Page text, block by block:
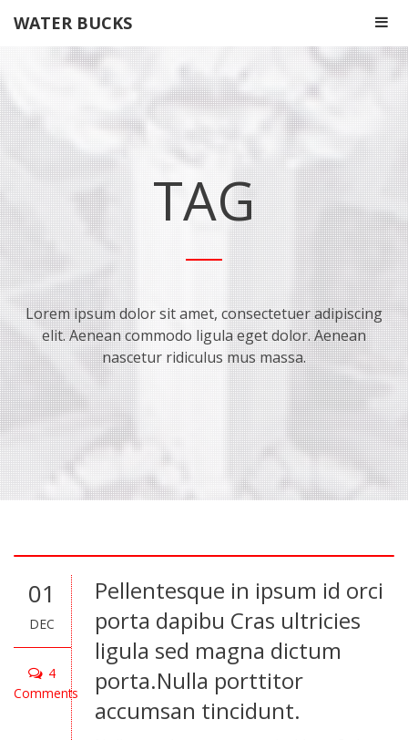
WATER BUCKS
TAG
Lorem ipsum dolor sit amet, consectetuer adipiscing
elit. Aenean commodo ligula eget dolor. Aenean
nascetur ridiculus mus massa.
01
DEC
4
Comments
Pellentesque in ipsum id orci
porta dapibu Cras ultricies
ligula sed magna dictum
porta.Nulla porttitor
accumsan tincidunt.